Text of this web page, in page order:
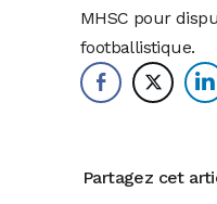
MHSC pour
footballistique.
Partagez cet